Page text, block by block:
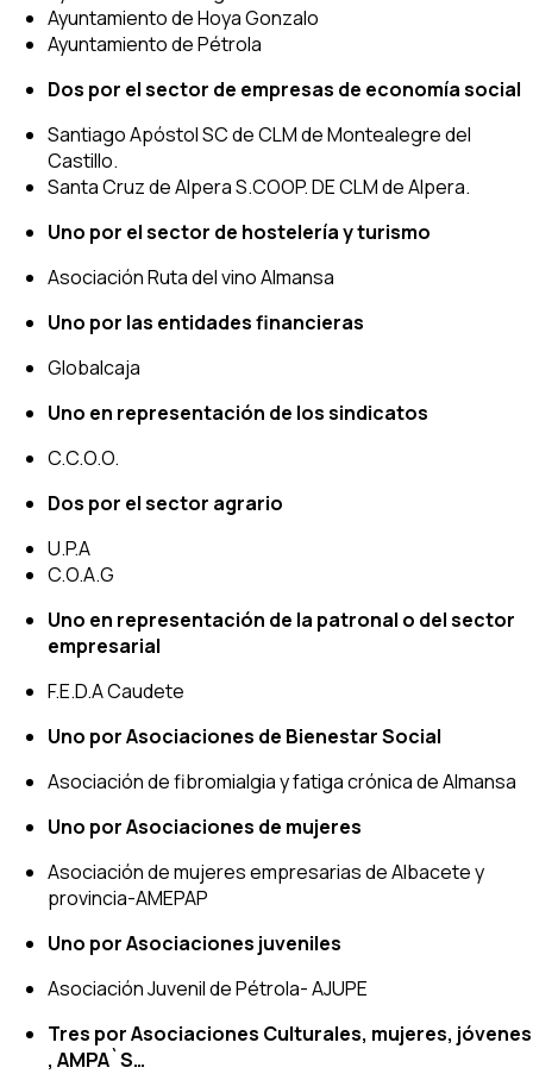
Ayuntamiento de Hoya Gonzalo
Ayuntamiento de Pétrola
Dos por el sector de empresas de economía social
Santiago Apóstol SC de CLM de Montealegre del
Castillo.
Santa Cruz de Alpera S.COOP. DE CLM de Alpera.
Uno por el sector de hostelería y turismo
Asociación Ruta del vino Almansa
Uno por las entidades financieras
Globalcaja
Uno en representación de los sindicatos
C.C.O.O.
Dos por el sector agrario
U.P.A
C.O.A.G
Uno en representación de la patronal o del sector
empresarial
F.E.D.A Caudete
Uno por Asociaciones de Bienestar Social
Asociación de fibromialgia y fatiga crónica de Almansa
Uno por Asociaciones de mujeres
Asociación de mujeres empresarias de Albacete y
provincia-AMEPAP
Uno por Asociaciones juveniles
Asociación Juvenil de Pétrola- AJUPE
Tres por Asociaciones Culturales, mujeres, jóvenes
, AMPA`S…